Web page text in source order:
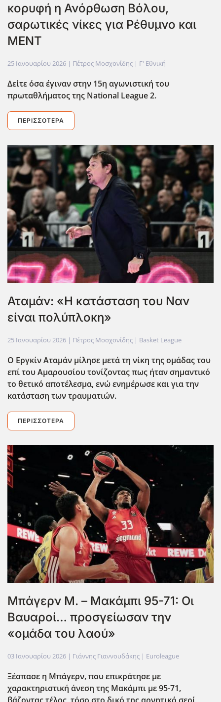
κορυφή η Ανόρθωση Βόλου,
σαρωτικές νίκες για Ρέθυμνο και
ΜΕΝΤ
25 Ιανουαρίου 2026 | Πέτρος Μοσχονίδης | Γ' Εθνική
Δείτε όσα έγιναν στην 15η αγωνιστική του
πρωταθλήματος της National League 2.
ΠΕΡΙΣΣΌΤΕΡΑ
Αταμάν: «Η κατάσταση του Ναν
είναι πολύπλοκη»
25 Ιανουαρίου 2026 | Πέτρος Μοσχονίδης | Basket League
Ο Εργκίν Αταμάν μίλησε μετά τη νίκη της ομάδας του
επί του Αμαρουσίου τονίζοντας πως ήταν σημαντικό
το θετικό αποτέλεσμα, ενώ ενημέρωσε και για την
κατάσταση των τραυματιών.
ΠΕΡΙΣΣΌΤΕΡΑ
Μπάγερν Μ. – Μακάμπι 95-71: Οι
Βαυαροί… προσγείωσαν την
«ομάδα του λαού»
03 Ιανουαρίου 2026 | Γιάννης Γιαννουδάκης | Euroleague
Ξέσπασε η Μπάγερν, που επικράτησε με
χαρακτηριστική άνεση της Μακάμπι με 95-71,